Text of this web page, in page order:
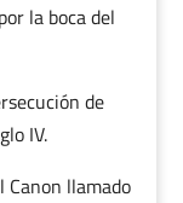
la boca del
de
IV.
llamado